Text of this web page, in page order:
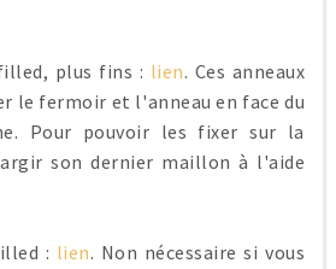
plus fins : lien. Ces anneaux
le fermoir et l'anneau en face du
Pour pouvoir les fixer sur la
son dernier maillon à l'aide
: lien. Non nécessaire si vous